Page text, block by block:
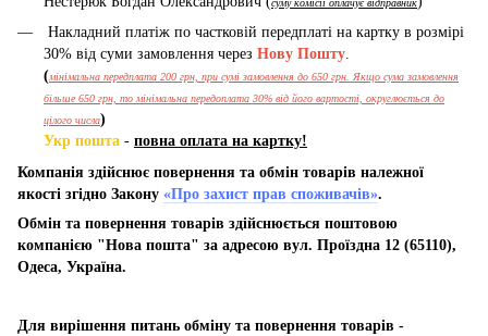
суму комісії оплачує відправник
Накладний платіж по частковій передплаті на картку в розмірі
30% від суми замовлення через Нову Пошту.
(мінімальна передплата 200 грн, при сумі замовлення до 650 грн. Якщо сума замовлення
більше 650 грн, то мінімальна передоплата 30% від його вартості, округлюється до
цілого числа)
Укр пошта - повна оплата на картку!
Компанія здійснює повернення та обмін товарів належної
якості згідно Закону «Про захист прав споживачів».
Обмін та повернення товарів здійснюється поштовою
компанією "Нова пошта" за адресою вул. Проїздна 12 (65110),
Одеса, Україна.
Для вирішення питань обміну та повернення товарів -